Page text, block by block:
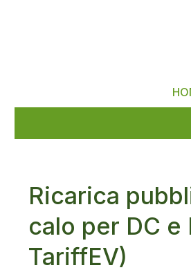
Ricarica
calo per DC
TariffEV)